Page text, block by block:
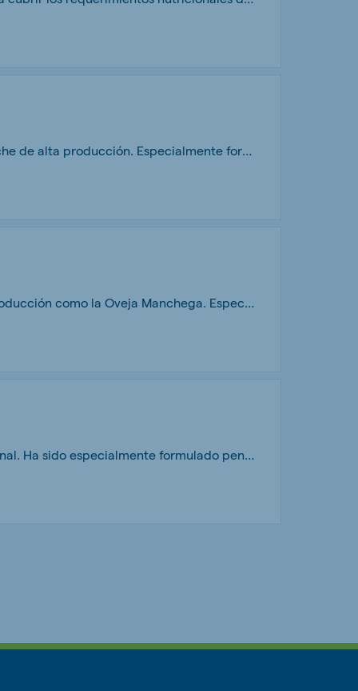
Melkum OviComplet es un pienso granulado en 3.5 mm, diseñado para ovejas de leche de alta producción. Especialmente formulado combinando fuentes de fibra de alta digestibilidad y buffers que permiten su uso como base de la ración, con paja o heno de avena. Basándose en el Sistema SFOS de De Heus, consigue un funcionamiento ruminal adecuado y seguro. Máxima fiabilidad.
Melkum Manchegas un pienso granulado en 3.5 mm para ovejas de leche de alta producción como la Oveja Manchega. Especialmente formulado combinando fuentes de fibra de alta digestibilidad y buffers que permiten su uso como base de la ración, con los forrajes disponibles en la explotación. El Sistema SFOS De Heus consigue un funcionamiento ruminal adecuado y seguro. Máxima fiabilidad y productividad.
Melkum Latxas es un pienso para ovejas de carácter rústico, con un manejo tradicional. Ha sido especialmente formulado pensando en la sostenibilidad ambiental y en la salud de los animales. La utilización del sistema SFOS y la calidad del pellet De Heus aseguran un funcionamiento ruminal óptimo.